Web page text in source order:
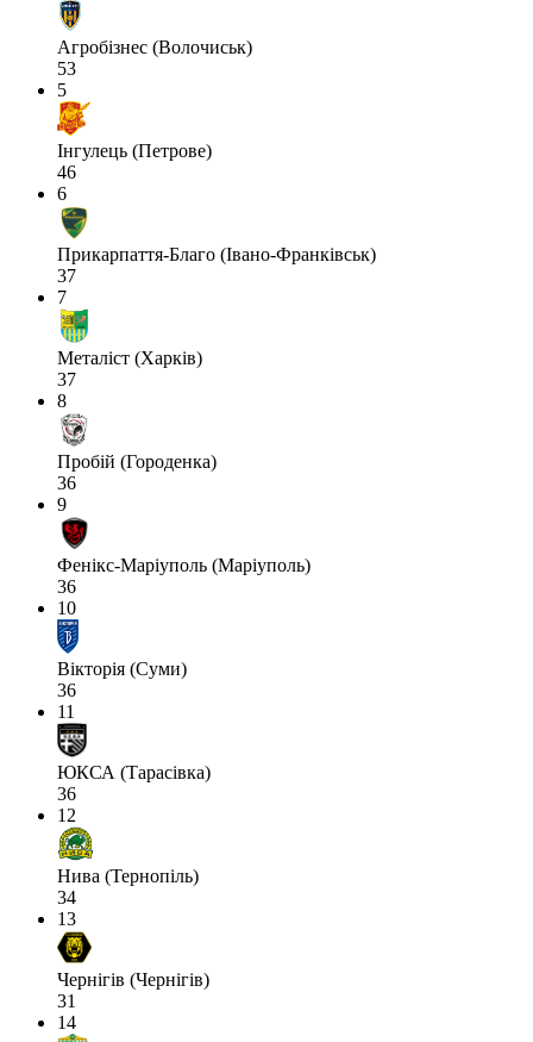
Агробізнес (Волочиськ)
53
5
Інгулець (Петрове)
46
6
Прикарпаття-Благо (Івано-Франківськ)
37
7
Металіст (Харків)
37
8
Пробій (Городенка)
36
9
Фенікс-Маріуполь (Маріуполь)
36
10
Вікторія (Суми)
36
11
ЮКСА (Тарасівка)
36
12
Нива (Тернопіль)
34
13
Чернігів (Чернігів)
31
14